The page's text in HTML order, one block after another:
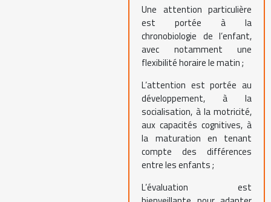
Une attention particulière
est portée à la
chronobiologie de l’enfant,
avec notamment une
flexibilité horaire le matin ;
L’attention est portée au
développement, à la
socialisation, à la motricité,
aux capacités cognitives, à
la maturation en tenant
compte des différences
entre les enfants ;
L’évaluation est